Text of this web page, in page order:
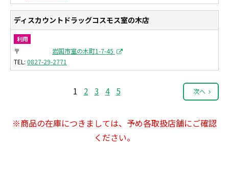
ディスカウントドラッグコスモス室の木店
利用
〒
岩国市室の木町1-7-45
0827-29-2771
次へ
1 2 3 4 5
※商品の在庫につきましては、予め各取扱店舗にご確認
ください。